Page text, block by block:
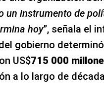
un instrumento de
hoy”, señala el
gobierno
US$715 000
a lo largo de